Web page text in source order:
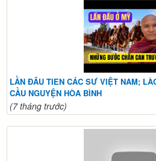
LẦN ĐÂU TIEN CÁC SƯ VIỆT NAM;
CẦU NGUYỆN HÒA BÌNH
(7 tháng trước)